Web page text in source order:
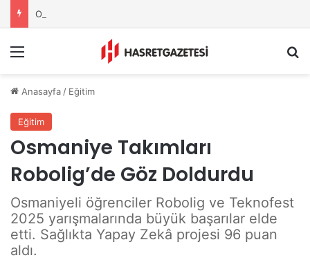
Osmaniye Belediyesi’nden Sahte Aramalara Kritik Uyarı
Anasayfa / Eğitim
Eğitim
Osmaniye Takımları
Robolig’de Göz Doldurdu
Osmaniyeli öğrenciler Robolig ve Teknofest
2025 yarışmalarında büyük başarılar elde
etti. Sağlıkta Yapay Zekâ projesi 96 puan
aldı.